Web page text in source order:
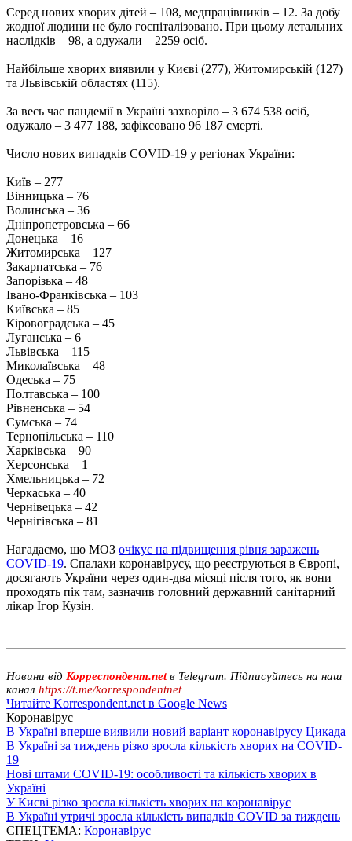
Серед нових хворих дітей – 108, медпрацівників – 12. За добу
жодної людини не було госпіталізовано. При цьому летальних
наслідків – 98, а одужали – 2259 осіб.
Найбільше хворих виявили у Києві (277), Житомирській (127)
та Львівській областях (115).
За весь час пандемії в Україні захворіло – 3 674 538 осіб,
одужало – 3 477 188, зафіксовано 96 187 смерті.
Число нових випадків COVID-19 у регіонах України:
Київ – 277
Вінницька – 76
Волинська – 36
Дніпропетровська – 66
Донецька – 16
Житомирська – 127
Закарпатська – 76
Запорізька – 48
Івано-Франківська – 103
Київська – 85
Кіровоградська – 45
Луганська – 6
Львівська – 115
Миколаївська – 48
Одеська – 75
Полтавська – 100
Рівненська – 54
Сумська – 74
Тернопільська – 110
Харківська – 90
Херсонська – 1
Хмельницька – 72
Черкаська – 40
Чернівецька – 42
Чернігівська – 81
Нагадаємо, що МОЗ очікує на підвищення рівня заражень
COVID-19. Спалахи коронавірусу, що реєструються в Європі,
досягають України через один-два місяці після того, як вони
проходять пік там, зазначив головний державний санітарний
лікар Ігор Кузін.
Новини від Корреспондент.netв Telegram. Підписуйтесь на наш
канал https://t.me/korrespondentnet
Читайте Korrespondent.net в Google News
Коронавірус
В Україні вперше виявили новий варіант коронавірусу Цикада
В Україні за тиждень різко зросла кількість хворих на COVID-
19
Нові штами COVID-19: особливості та кількість хворих в
Україні
У Києві різко зросла кількість хворих на коронавірус
В Україні утричі зросла кількість випадків COVID за тиждень
СПЕЦТЕМА: Коронавірус